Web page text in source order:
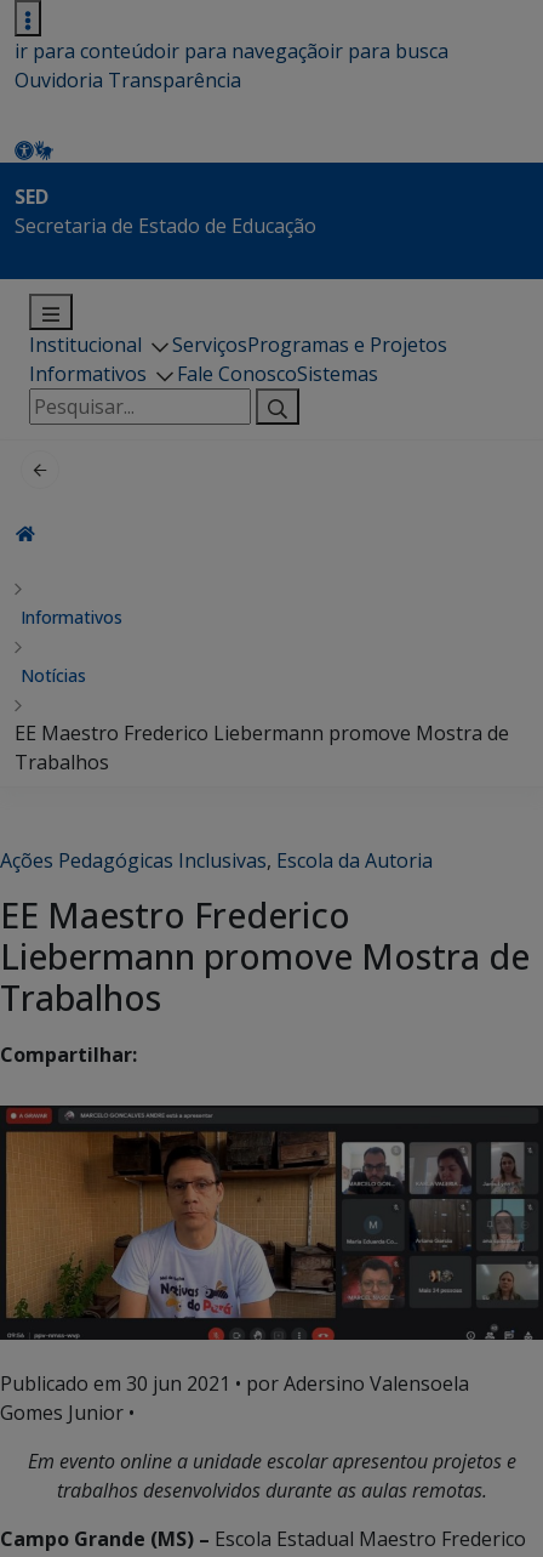
ir para conteúdoir para navegaçãoir para busca
Ouvidoria Transparência
SED
Secretaria de Estado de Educação
Institucional ServiçosProgramas e Projetos
Informativos
Fale ConoscoSistemas
Pesquisar
por:
Informativos
Notícias
EE Maestro Frederico Liebermann promove Mostra de
Trabalhos
Ações Pedagógicas Inclusivas, Escola da Autoria
EE Maestro Frederico
Liebermann promove Mostra de
Trabalhos
Compartilhar:
Publicado em 30 jun 2021 • por Adersino Valensoela
Gomes Junior •
Em evento online a unidade escolar apresentou projetos e
trabalhos desenvolvidos durante as aulas remotas.
Campo Grande (MS) – Escola Estadual Maestro Frederico